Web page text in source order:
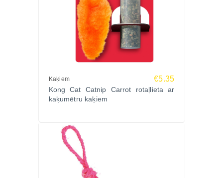
Kaķiem €5.35
Kong Cat Catnip Carrot rotaļlieta ar
kaķumētru kaķiem